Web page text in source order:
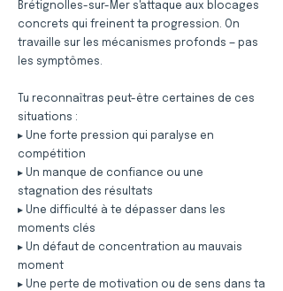
Brétignolles-sur-Mer s'attaque aux blocages
concrets qui freinent ta progression. On
travaille sur les mécanismes profonds — pas
les symptômes.
Tu reconnaîtras peut-être certaines de ces
situations :
▸ Une forte pression qui paralyse en
compétition
▸ Un manque de confiance ou une
stagnation des résultats
▸ Une difficulté à te dépasser dans les
moments clés
▸ Un défaut de concentration au mauvais
moment
▸ Une perte de motivation ou de sens dans ta